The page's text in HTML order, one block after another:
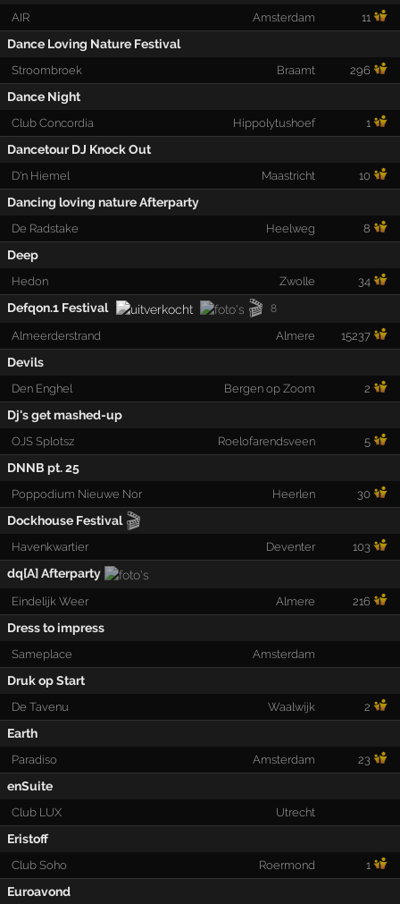
AIR Amsterdam 11
Dance Loving Nature Festival
Stroombroek Braamt 296
Dance Night
Club Concordia Hippolytushoef 1
Dancetour DJ Knock Out
D'n Hiemel Maastricht 10
Dancing loving nature Afterparty
De Radstake Heelweg 8
Deep
Hedon Zwolle 34
Defqon.1 Festival 🎬 8
Almeerderstrand Almere 15237
Devils
Den Enghel Bergen op Zoom 2
Dj's get mashed-up
OJS Splotsz Roelofarendsveen 5
DNNB pt. 25
Poppodium Nieuwe Nor Heerlen 30
Dockhouse Festival 🎬
Havenkwartier Deventer 103
dq[A] Afterparty
Eindelijk Weer Almere 216
Dress to impress
Sameplace Amsterdam
Druk op Start
De Tavenu Waalwijk 2
Earth
Paradiso Amsterdam 23
enSuite
Club LUX Utrecht
Eristoff
Club Soho Roermond 1
Euroavond